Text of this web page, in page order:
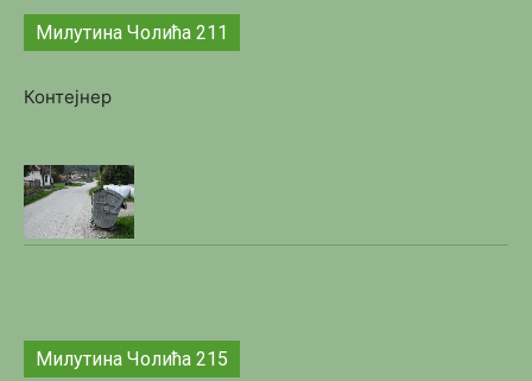
Милутина Чолића 211
Контејнер
Милутина Чолића 215